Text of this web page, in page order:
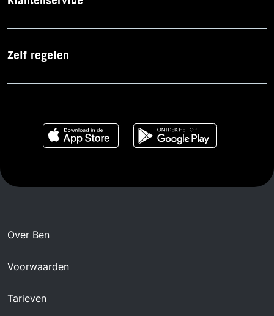
Zelf regelen
Over Ben
Voorwaarden
Tarieven